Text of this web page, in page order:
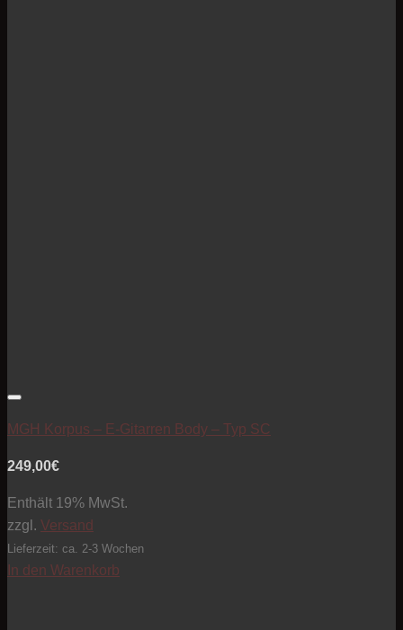
MGH Korpus – E-Gitarren Body – Typ SC
249,00€
Enthält 19% MwSt.
zzgl. Versand
Lieferzeit: ca. 2-3 Wochen
In den Warenkorb